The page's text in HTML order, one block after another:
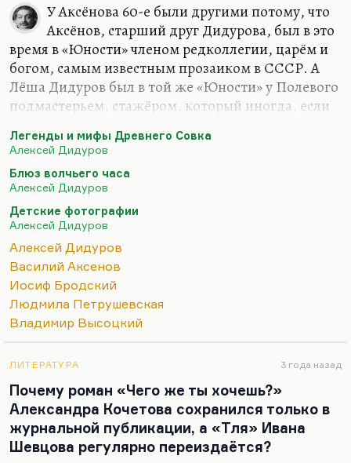
У Аксёнова 60-е были другими потому, что
Аксёнов, старший друг Дидурова, был в это
время в «Юности» членом редколлегии, царём и
богом, самым известным прозаиком в СССР. А
Лёша Дидуров был в той же «Юности» у Полевого
подмастерьем, стажёром, который иногда, если
а большую часть — просто ходил и любовался на
великих.
Вот он Бродского один раз там видел в красной
ковбойке. Он хорошо помнил (Дидуров об этом
рассказывал), как Полевой попросил у Бродского
заменить в стихотворении «Народ» слова «пьяный
народ» или «пьющий народ», а Бродский очень
обрадовался, что у него появился предлог забрать
это стихотворение (надо правду сказать,
чудовищное…
Легенды и мифы Древнего Совка
Алексей Дидуров
Блюз волчьего часа
Алексей Дидуров
Детские фотографии
Алексей Дидуров
Алексей Дидуров
Василий Аксенов
Иосиф Бродский
Людмила Петрушевская
Владимир Высоцкий
ЛИТЕРАТУРА 3 года назад
Почему роман «Чего же ты хочешь?»
Александра Кочетова сохранился только в
журнальной публикации, а «Тля» Ивана
Шевцова регулярно переиздаётся?